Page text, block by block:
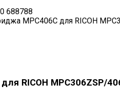
688788
MPC406C для RICOH
RICOH MPC306ZSP/